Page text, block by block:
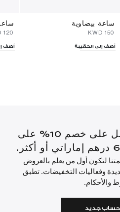
ساعة بيضاوية
أضف إلى الحقيبة أضف
لفترة محدودة: احصل على خصم 10% على
لتكون أول من يعلم بالعروض
وفعاليات التخفيضات. تطبق
والأحكام.
حساب جديد